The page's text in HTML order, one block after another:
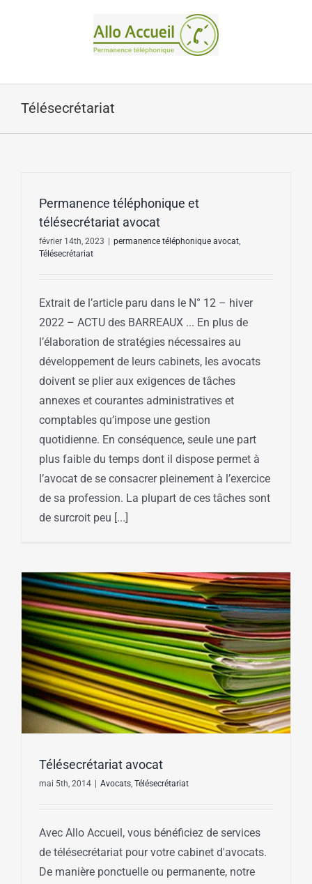
Télésecrétariat
Permanence téléphonique et
télésecrétariat avocat
février 14th, 2023 permanence téléphonique avocat,
Télésecrétariat
Extrait de l’article paru dans le N° 12 – hiver
2022 – ACTU des BARREAUX ... En plus de
l’élaboration de stratégies nécessaires au
développement de leurs cabinets, les avocats
doivent se plier aux exigences de tâches
annexes et courantes administratives et
comptables qu’impose une gestion
quotidienne. En conséquence, seule une part
plus faible du temps dont il dispose permet à
l’avocat de se consacrer pleinement à l’exercice
de sa profession. La plupart de ces tâches sont
de surcroit peu [...]
Télésecrétariat avocat
mai 5th, 2014 Avocats, Télésecrétariat
Avec Allo Accueil, vous bénéficiez de services
de télésecrétariat pour votre cabinet d'avocats.
De manière ponctuelle ou permanente, notre